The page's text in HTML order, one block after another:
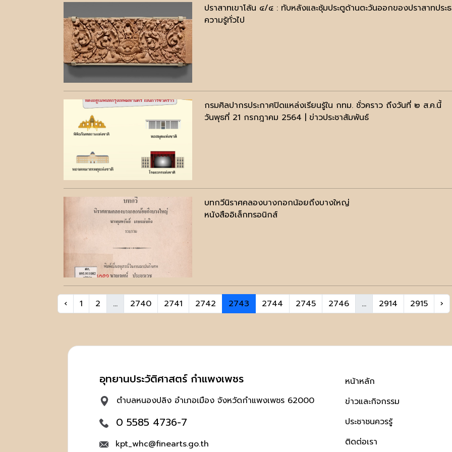
ปราสาทเขาโล้น ๔/๔ : ทับหลังและซุ้มประตูด้านตะวันออกของปราสาทประ
ความรู้ทั่วไป
กรมศิลปากรประกาศปิดแหล่งเรียนรู้ใน กทม. ชั่วคราว ถึงวันที่ ๒ ส.ค.นี้
วันพุธที่ 21 กรกฎาคม 2564 | ข่าวประชาสัมพันธ์
บทกวีนิราศคลองบางกอกน้อยถึงบางใหญ่
หนังสืออิเล็กทรอนิกส์
‹ 1 2 ... 2740 2741 2742 2743 2744 2745 2746 ... 2914 2915 ›
อุทยานประวัติศาสตร์ กำแพงเพชร
ตำบลหนองปลิง อำเภอเมือง จังหวัดกำแพงเพชร 62000
0 5585 4736-7
kpt_whc@finearts.go.th
หน้าหลัก
ข่าวและกิจกรรม
ประชาชนควรรู้
ติดต่อเรา